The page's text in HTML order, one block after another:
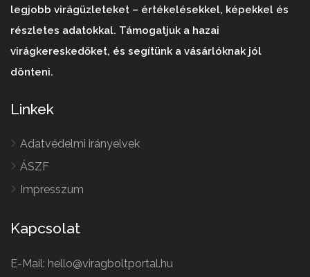
legjobb virágüzleteket – értékelésekkel, képekkel és
részletes adatokkal. Támogatjuk a hazai
virágkereskedőket, és segítünk a vásárlóknak jól
dönteni.
Linkek
Adatvédelmi irányelvek
ÁSZF
Impresszum
Kapcsolat
E-Mail: hello@viragboltportal.hu